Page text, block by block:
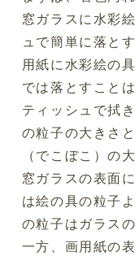
窓ガラスに水彩
ュで簡単に落と
用紙に水彩絵の
では落とすこと
ティッシュで拭
の粒子の大きさ
（でこぼこ）の
窓ガラスの表面
は絵の具の粒子
の粒子はガラス
一方、画用紙の